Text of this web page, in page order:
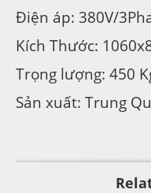
Điện áp: 380V/
Kích Thước:
Trọng lượng: 450
Sản xuất: Trung